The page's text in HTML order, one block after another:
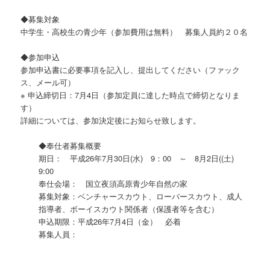
◆募集対象
中学生・高校生の青少年（参加費用は無料） 募集人員約２０名
◆参加申込
参加申込書に必要事項を記入し、提出してください（ファック
ス、メール可）
※ 申込締切日：7月4日（参加定員に達した時点で締切となりま
す）
詳細については、参加決定後にお知らせ致します。
◆奉仕者募集概要
期日： 平成26年7月30日(水) 9：00 ～ 8月2日((土)
9:00
奉仕会場： 国立夜須高原青少年自然の家
募集対象：ベンチャースカウト、ローバースカウト、成人
指導者、ボーイスカウト関係者（保護者等を含む）
申込期限：平成26年7月4日（金） 必着
募集人員：